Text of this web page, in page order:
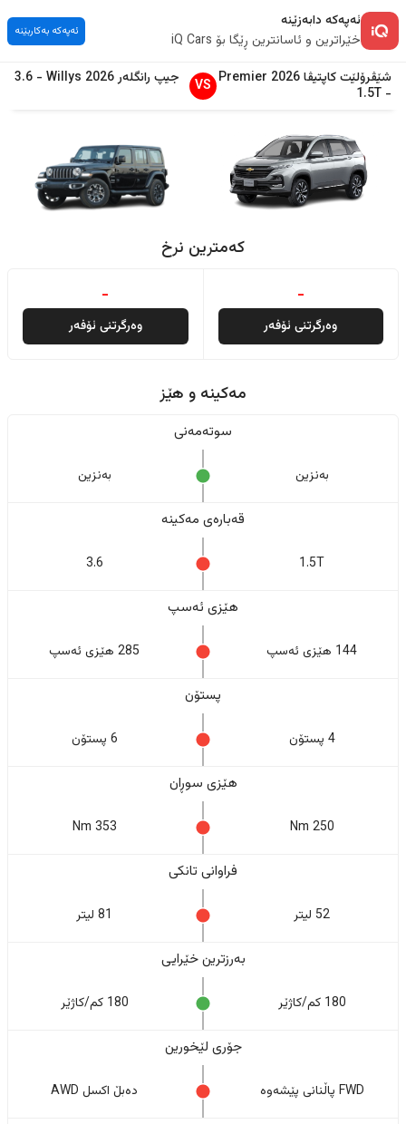
ئەپەکە دابەزێنە
خێراترین و ئاسانترین ڕێگا بۆ iQ Cars
ئەپەکە بەکاربێنە
شێڤرۆلێتکاپتیڤا2026
Premier
-
1.5T
VS جیپ رانگلەر2026
Willys
-
3.6
کەمترین نرخ
-
وەرگرتنی ئۆفەر
-
وەرگرتنی ئۆفەر
مەکینە و هێز
سوتەمەنی
بەنزین بەنزین
قەبارەی مەکینە
1.5T
3.6
هێزی ئەسپ
144 هێزی ئەسپ 285 هێزی ئەسپ
پستۆن
4 پستۆن 6 پستۆن
هێزی سوڕان
250 Nm
353 Nm
فراوانی تانکی
52 لیتر 81 لیتر
بەرزترین خێرایی
180 کم/کاژێر 180 کم/کاژێر
جۆری لێخورین
FWD پاڵنانی پێشەوە دەبڵ اکسل AWD